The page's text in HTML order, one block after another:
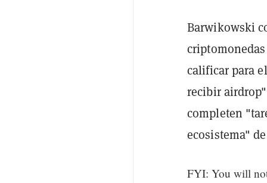
Barwikowski
calificar para
recibir
completen
ecosistema"
FYI: You will